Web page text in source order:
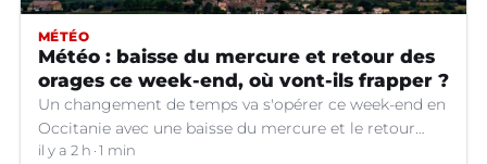
MÉTÉO
Météo : baisse du mercure et retour des
orages ce week-end, où vont-ils frapper ?
Un changement de temps va s'opérer ce week-end en
Occitanie avec une baisse du mercure et le retour
d'orages dans certains départements.
il y a 2 h 1 min